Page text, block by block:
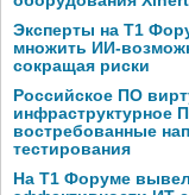
Эксперты на Т1
множить ИИ-
сокращая риски
Российское ПО
инфраструктурное
востребованные
тестирования
На Т1 Форуме